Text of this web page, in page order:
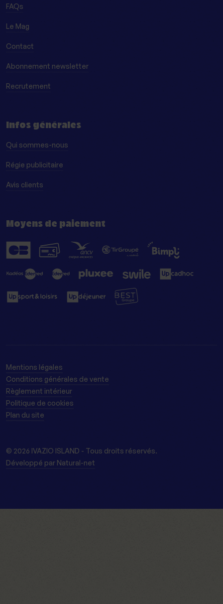
Moyens de paiement
FAQs
Le Mag
Contact
Abonnement newsletter
Recrutement
Infos générales
Qui sommes-nous
Régie publicitaire
Avis clients
© 2026 IVAZIO ISLAND - Tous droits réservés.
Développé par Natural-net
Mentions légales
Conditions générales de vente
Règlement intérieur
Politique de cookies
Plan du site